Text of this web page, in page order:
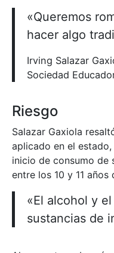
«Queremos
hacer algo
Irving Salazar
Sociedad
Riesgo
Salazar Gaxiola
aplicado en el
inicio de consumo de
entre los 10 y 11 años
«El alcohol y
sustancias de